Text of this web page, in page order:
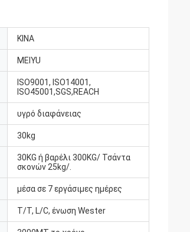
ΚΙΝΑ
MEIYU
ISO9001, ISO14001,
ISO45001,SGS,REACH
υγρό διαφάνειας
30kg
30KG ή βαρέλι 300KG/ Τσάντα
σκονών 25kg/.
μέσα σε 7 εργάσιμες ημέρες
T/T, L/C, ένωση Wester